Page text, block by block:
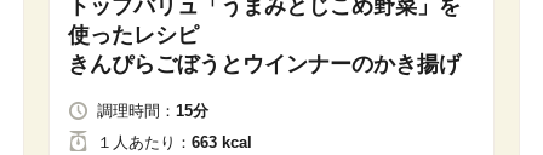
トップバリュ「うまみとじこめ野菜」を
使ったレシピ
きんぴらごぼうとウインナーのかき揚げ
調理時間： 15分
１人あたり ： 663 kcal